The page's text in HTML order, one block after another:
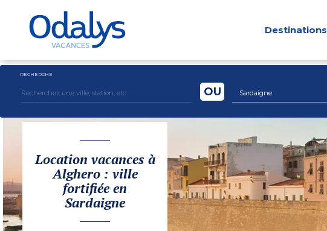
Destinations
RECHERCHE
Sardaigne
OU
Location vacances à
Alghero : ville
fortifiée en
Sardaigne